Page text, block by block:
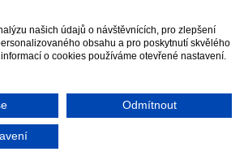
- 2026 INFOA
Tvorba www stránek
našich údajů o návštěvnících, pro zlepšení
obsahu a pro poskytnutí skvělého
o cookies používáme otevřené nastavení.
Odmítnout